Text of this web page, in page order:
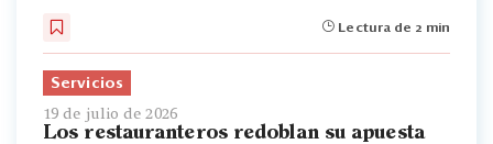
Lectura de 2 min
Servicios
19 de julio de 2026
Los restauranteros redoblan su apuesta